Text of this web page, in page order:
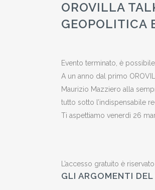
OROVILLA
GEOPOLITICA
Evento terminato, è
A un anno dal primo
Maurizio Mazziero alla
tutto sotto l’indispensabile
Ti aspettiamo venerdì 26
L’accesso gratuito è
GLI ARGOMENTI